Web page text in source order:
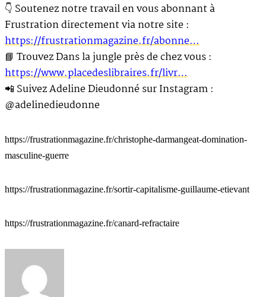
👇 Soutenez notre travail en vous abonnant à
Frustration directement via notre site :
https://frustrationmagazine.fr/abonne…
📘 Trouvez Dans la jungle près de chez vous :
https://www.placedeslibraires.fr/livr…
📲 Suivez Adeline Dieudonné sur Instagram :
@adelinedieudonne
https://frustrationmagazine.fr/christophe-darmangeat-domination-
masculine-guerre
https://frustrationmagazine.fr/sortir-capitalisme-guillaume-etievant
https://frustrationmagazine.fr/canard-refractaire